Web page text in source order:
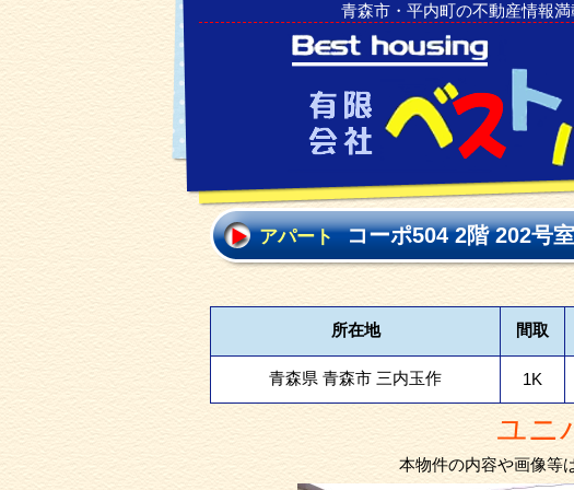
青森市・平内町の不動産情報
アパートコーポ504 2階 202号室
所在地 間取
青森県 青森市 三内玉作
1K
ユニ
本物件の内容や画像等